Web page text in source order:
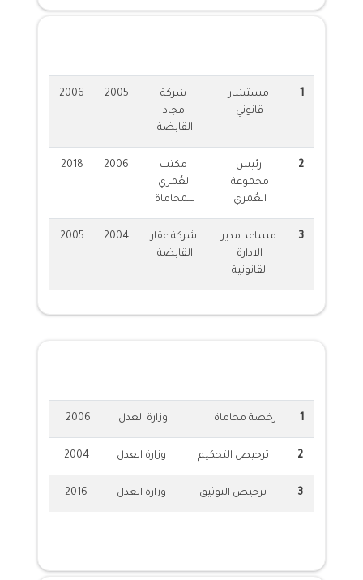
مستشار
قانوني
شركة
امجاد
القابضة
2005
2006
رئيس
مجموعة
العُمري
مكتب
العُمري
للمحاماة
2006
2018
مساعد مدير
الادارة
القانونية
شركة عقار
القابضة
2004
2005
رخصة محاماة وزارة العدل 2006
ترخيص التحكيم وزارة العدل 2004
ترخيص التوثيق وزارة العدل 2016